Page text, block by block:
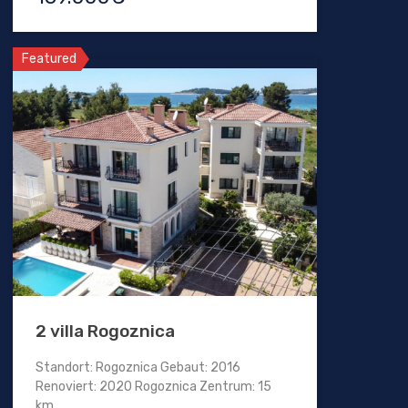
Featured
2 villa Rogoznica
Standort: Rogoznica Gebaut: 2016
Renoviert: 2020 Rogoznica Zentrum: 15